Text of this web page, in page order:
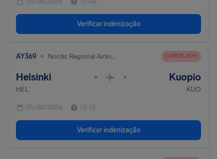
Verificar indenização
AY369 • Nordic Regional Airlines CANCELADO
Helsinki • • Kuopio
HEL KUO
05/08/2026 13:15
Verificar indenização